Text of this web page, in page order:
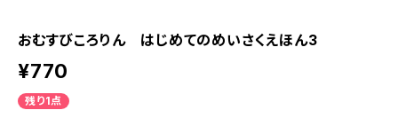
おむすびころりん はじめてのめいさくえほん3
¥770
残り1点